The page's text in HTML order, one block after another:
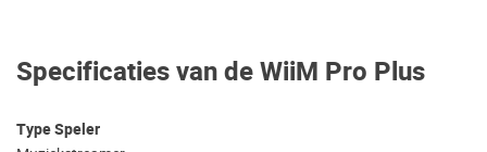
Specificaties van de WiiM Pro Plus
Type Speler